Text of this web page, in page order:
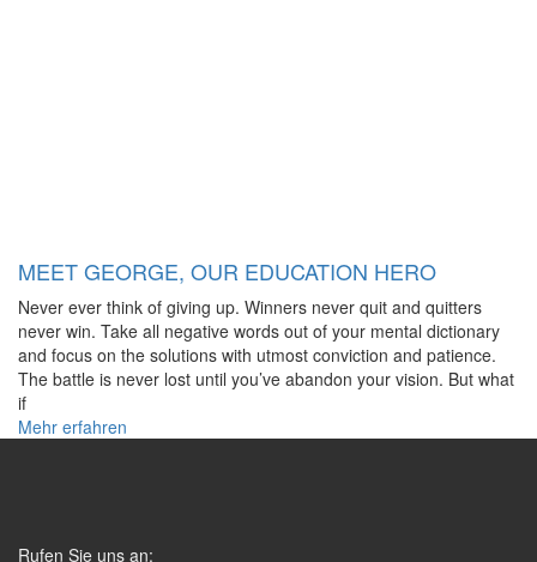
MEET GEORGE, OUR EDUCATION HERO
Never ever think of giving up. Winners never quit and quitters
never win. Take all negative words out of your mental dictionary
and focus on the solutions with utmost conviction and patience.
The battle is never lost until you’ve abandon your vision. But what
if
Mehr erfahren
Rufen Sie uns an: